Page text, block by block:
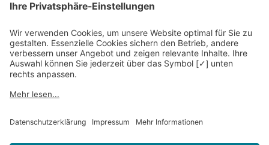
Kontakt
Datenschutz
Newsletter